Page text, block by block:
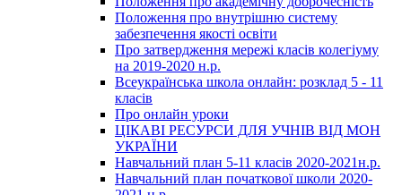
Положення про внутрішню систему
забезпечення якості освіти
Про затвердження мережі класів колегіуму
на 2019-2020 н.р.
Всеукраїнська школа онлайн: розклад 5 - 11
класів
Про онлайн уроки
ЦІКАВІ РЕСУРСИ ДЛЯ УЧНІВ ВІД МОН
УКРАЇНИ
Навчальний план 5-11 класів 2020-2021н.р.
Навчальний план початкової школи 2020-